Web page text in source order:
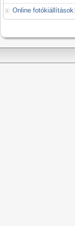
Online fotókiállítások